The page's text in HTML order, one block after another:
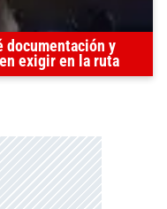
documentación y
exigir en la ruta